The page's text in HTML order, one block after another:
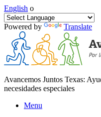
English o
Powered by Translate
Avancemos Juntos Texas:
necesidades especiales
Menu